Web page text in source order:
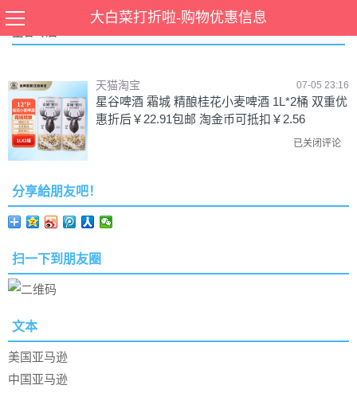
大白菜打折啦-购物优惠信息
天猫淘宝 07-05 23:16
星谷啤酒 霜城 精酿桂花小麦啤酒 1L*2桶 双重优
惠折后￥22.91包邮 淘金币可抵扣￥2.56
已关闭评论
分享給朋友吧！
扫一下到朋友圈
文本
美国亚马逊
中国亚马逊